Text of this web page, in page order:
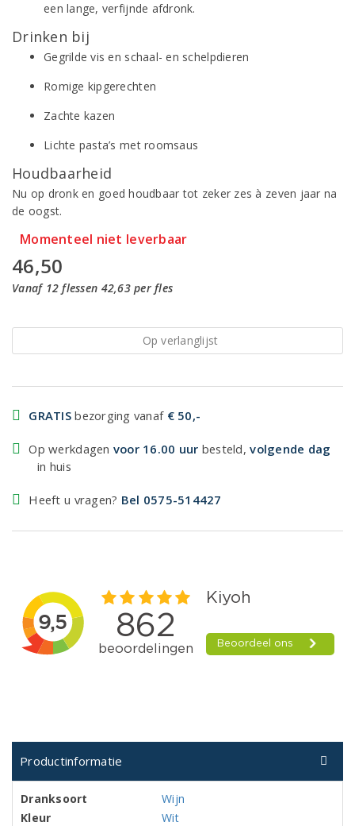
een lange, verfijnde afdronk.
Drinken bij
Gegrilde vis en schaal- en schelpdieren
Romige kipgerechten
Zachte kazen
Lichte pasta’s met roomsaus
Houdbaarheid
Nu op dronk en goed houdbaar tot zeker zes à zeven jaar na
de oogst.
Momenteel niet leverbaar
46,50
Vanaf 12 flessen 42,63 per fles
Op verlanglijst
GRATIS bezorging vanaf € 50,-
Op werkdagen voor 16.00 uur besteld,volgende dag
in huis
Heeft u vragen? Bel 0575-514427
Productinformatie
Dranksoort
Wijn
Kleur
Wit